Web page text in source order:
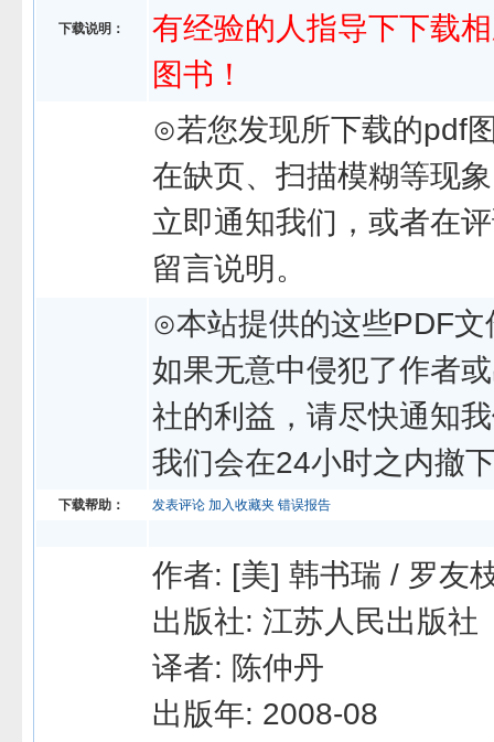
下载说明：
有经验的人指导下下载
图书！
⊙若您发现所下载的pdf
在缺页、扫描模糊等现
立即通知我们，或者在
留言说明。
⊙本站提供的这些PDF文
如果无意中侵犯了作者
社的利益，请尽快通知
我们会在24小时之内撤
下载帮助： 发表评论 加入收藏夹 错误报告
作者: [美] 韩书瑞 / 罗友
出版社: 江苏人民出版社
译者: 陈仲丹
出版年: 2008-08